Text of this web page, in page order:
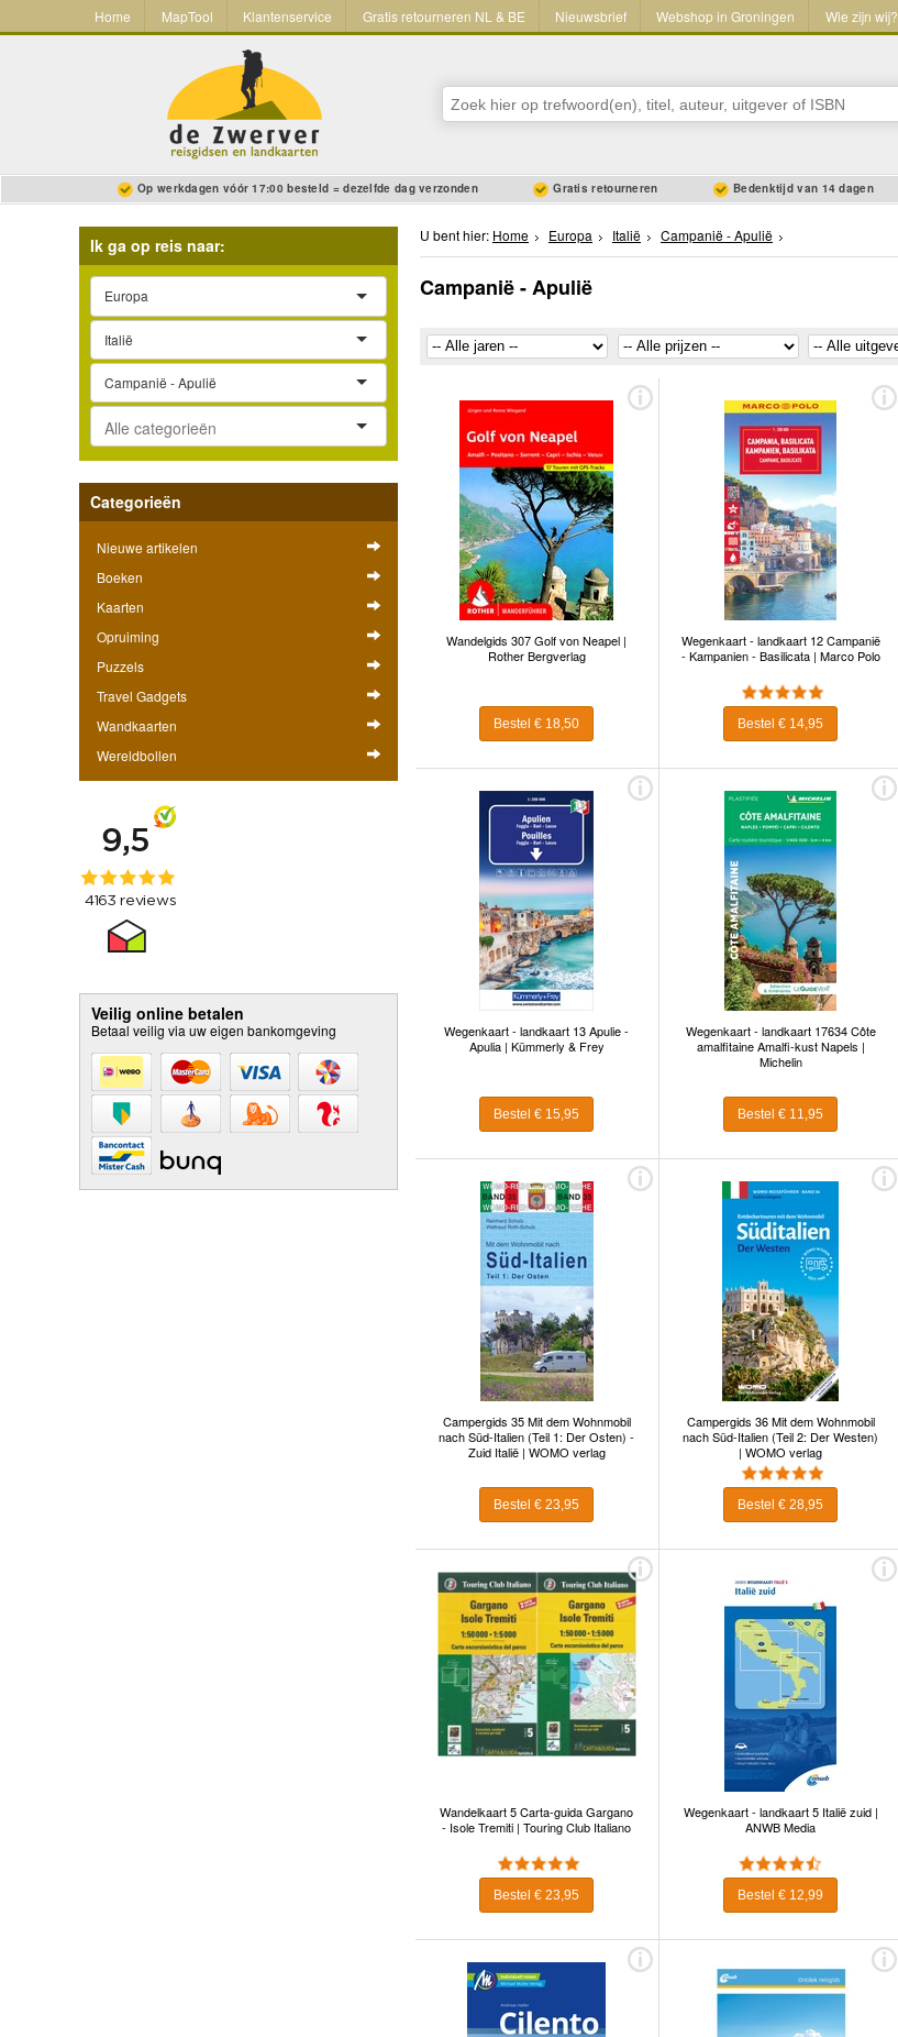
Home MapTool Klantenservice Gratis retourneren NL & BE Nieuwsbrief Webshop in Groningen Wie zijn wij?
Op werkdagen vóór 17:00 besteld = dezelfde dag verzonden Gratis retourneren Bedenktijd van 14 dagen
Ik ga op reis naar:
Europa
Italië
Campanië - Apulië
Categorieën
Nieuwe artikelen
Boeken
Kaarten
Opruiming
Puzzels
Travel Gadgets
Wandkaarten
Wereldbollen
Veilig online betalen
Betaal veilig via uw eigen bankomgeving
U bent hier: Home Europa Italië Campanië - Apulië
Campanië - Apulië
Wandelgids 307 Golf von Neapel |
Rother Bergverlag
Bestel € 18,50
Wegenkaart - landkaart 12 Campanië
- Kampanien - Basilicata | Marco Polo
Bestel € 14,95
Wegenkaart - landkaart 13 Apulie -
Apulia | Kümmerly & Frey
Bestel € 15,95
Wegenkaart - landkaart 17634 Côte
amalfitaine Amalfi-kust Napels |
Michelin
Bestel € 11,95
Campergids 35 Mit dem Wohnmobil
nach Süd-Italien (Teil 1: Der Osten) -
Zuid Italië | WOMO verlag
Bestel € 23,95
Campergids 36 Mit dem Wohnmobil
nach Süd-Italien (Teil 2: Der Westen)
| WOMO verlag
Bestel € 28,95
Wandelkaart 5 Carta-guida Gargano
- Isole Tremiti | Touring Club Italiano
Bestel € 23,95
Wegenkaart - landkaart 5 Italië zuid |
ANWB Media
Bestel € 12,99